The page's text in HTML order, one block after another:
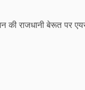
की राजधानी बेरूत पर